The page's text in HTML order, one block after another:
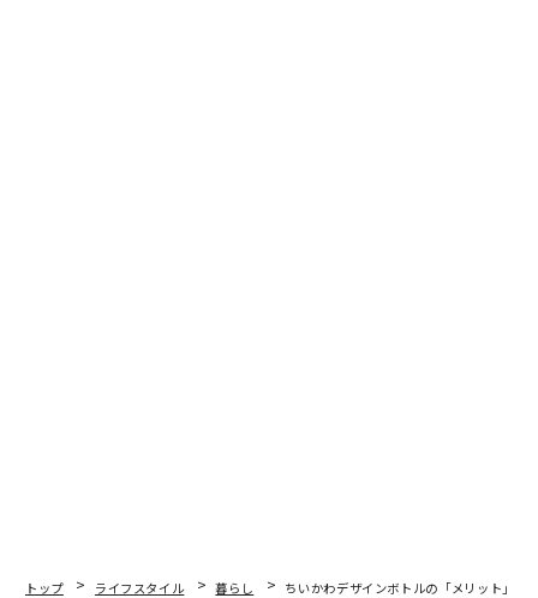
トップ ライフスタイル 暮らし ちいかわデザインボトルの「メリット」